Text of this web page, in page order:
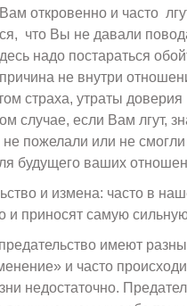
откровенно и часто
что Вы не давали
надо постараться
не внутри
страха, утраты
случае, если Вам лгут,
пожелали или не смогли
будущего ваших
и измена: часто в
и приносят самую
имеют
и часто
недостаточно.